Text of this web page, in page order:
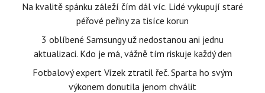
Na kvalitě spánku záleží čím dál víc. Lidé vykupují staré
péřové peřiny za tisíce korun
3 oblíbené Samsungy už nedostanou ani jednu
aktualizaci. Kdo je má, vážně tím riskuje každý den
Fotbalový expert Vízek ztratil řeč. Sparta ho svým
výkonem donutila jenom chválit